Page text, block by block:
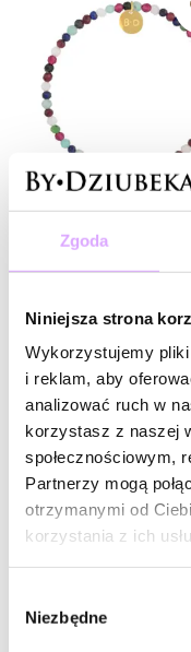
Zgoda
Niniejsza strona
Wykorzystujemy
i reklam, aby
analizować ruch w
korzystasz z naszej
społecznościowym,
Partnerzy mogą
otrzymanymi od
korzystania z ich
zgody
Niezbędne
Bransoletka z kolorowa
Do koszyka
Ponoć zoisyt to kamień dla
szanownego grona, już teraz
nie bywa muzą artystów i na
uwagi, nie tylko ze względu
minerałem, obecnym tylko
również w Polsce!